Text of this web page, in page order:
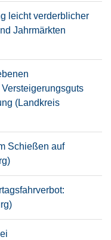
leicht verderblicher
Jahrmärkten
(Landkreis
Schießen auf